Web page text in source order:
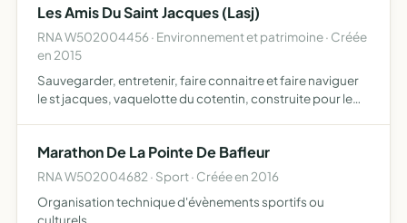
Les Amis Du Saint Jacques (Lasj)
RNA W502004456 · Environnement et patrimoine · Créée
en 2015
Sauvegarder, entretenir, faire connaitre et faire naviguer
le st jacques, vaquelotte du cotentin, construite pour le
Marathon De La Pointe De Bafleur
RNA W502004682 · Sport · Créée en 2016
Organisation technique d'évènements sportifs ou
culturels